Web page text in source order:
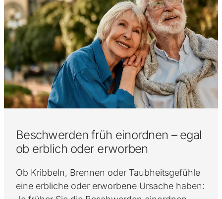
Beschwerden früh einordnen – egal
ob erblich oder erworben
Ob Kribbeln, Brennen oder Taubheitsgefühle
eine erbliche oder erworbene Ursache haben: